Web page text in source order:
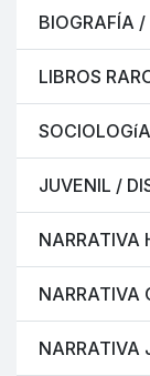
BIOGRAFÍA
LIBROS
JUVENIL /
NARRATIVA
NARRATIVA
NARRATIVA